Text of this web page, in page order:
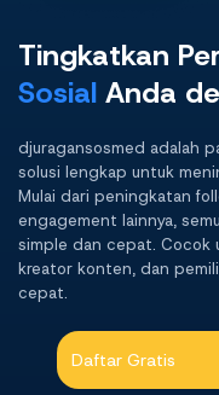
Tingkatkan
Sosial Anda
djuragansosmed adalah
solusi lengkap untuk
Mulai dari peningkatan
engagement lainnya,
simple dan cepat. Cocok
kreator konten, dan
cepat.
Daftar Gratis